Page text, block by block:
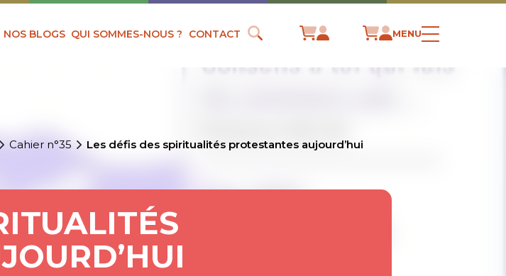
NOS BLOGS QUI SOMMES-NOUS ? CONTACT MENU
Cahier n°35 Les défis des spiritualités protestantes aujourd’hui